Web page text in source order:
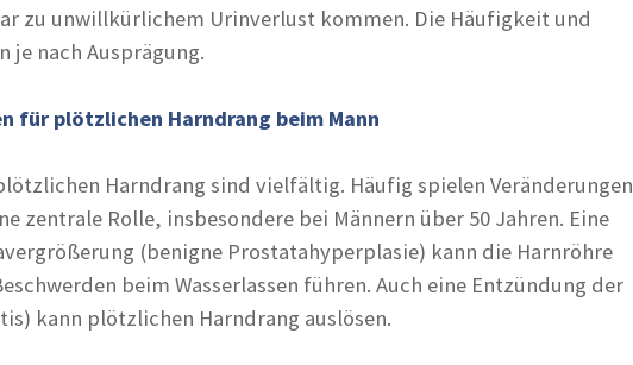
zu unwillkürlichem Urinverlust kommen. Die Häufigkeit und
je nach Ausprägung.
für plötzlichen Harndrang beim Mann
Harndrang sind vielfältig. Häufig spielen Veränderungen
zentrale Rolle, insbesondere bei Männern über 50 Jahren. Eine
(benigne Prostatahyperplasie) kann die Harnröhre
beim Wasserlassen führen. Auch eine Entzündung der
kann plötzlichen Harndrang auslösen.